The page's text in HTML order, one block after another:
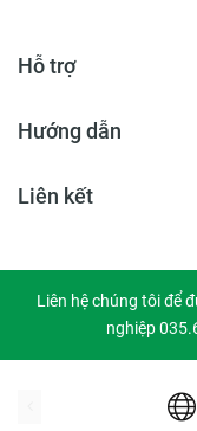
Hỗ trợ
Hướng dẫn
Liên kết
Liên hệ chúng tôi để
nghiệp